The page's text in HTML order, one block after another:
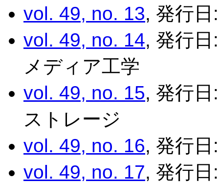
vol. 49, no. 13, 発行
vol. 49, no. 14, 発行
メディア工学
vol. 49, no. 15, 発行
ストレージ
vol. 49, no. 16, 発行
vol. 49, no. 17, 発行